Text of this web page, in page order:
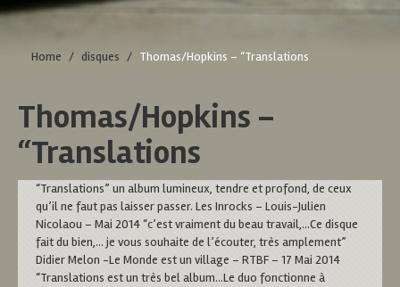
Home / disques / Thomas/Hopkins – “Translations
Thomas/Hopkins –
“Translations
“Translations” un album lumineux, tendre et profond, de ceux
qu’il ne faut pas laisser passer. Les Inrocks – Louis-Julien
Nicolaou – Mai 2014 “c’est vraiment du beau travail,…Ce disque
fait du bien,… je vous souhaite de l’écouter, très amplement”
Didier Melon -Le Monde est un village – RTBF – 17 Mai 2014
“Translations est un très bel album…Le duo fonctionne à